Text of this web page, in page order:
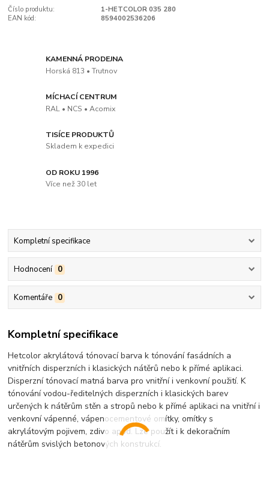
Číslo produktu:
1-HETCOLOR 035 280
EAN kód:
8594002536206
KAMENNÁ PRODEJNA
Horská 813 • Trutnov
MÍCHACÍ CENTRUM
RAL • NCS • Acomix
TISÍCE PRODUKTŮ
Skladem k expedici
OD ROKU 1996
Více než 30 let
Kompletní specifikace
Hodnocení 0
Komentáře 0
Kompletní specifikace
Hetcolor akrylátová tónovací barva k tónování fasádních a
vnitřních disperzních i klasických nátěrů nebo k přímé aplikaci.
Disperzní tónovací matná barva pro vnitřní i venkovní použití. K
tónování vodou-ředitelných disperzních i klasických barev
určených k nátěrům stěn a stropů nebo k přímé aplikaci na vnitřní i
venkovní vápenné, vápenocementové omítky, omítky s
akrylátovým pojivem, zdivo apod. Lze použít i k dekoračním
nátěrům svislých betonových konstrukcí.